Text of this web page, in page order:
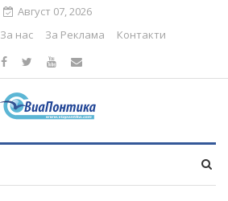
Август 07, 2026
За нас За Реклама Контакти